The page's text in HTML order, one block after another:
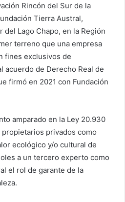
Rincón del Sur de la
Tierra Austral,
del Lago Chapo, en la Región
terreno que una empresa
fines exclusivos de
acuerdo de Derecho Real de
firmó en 2021 con Fundación
amparado en la Ley 20.930
privados como
ecológico y/o cultural de
a un tercero experto como
el rol de garante de la